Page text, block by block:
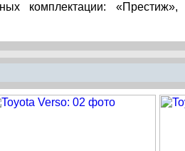
комплектации: